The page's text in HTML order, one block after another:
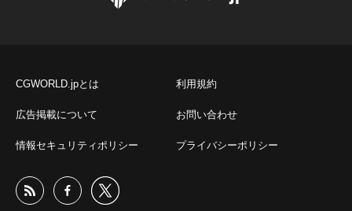
CGWORLD.jpとは 利用規約
広告掲載について お問い合わせ
情報セキュリティポリシー プライバシーポリシー